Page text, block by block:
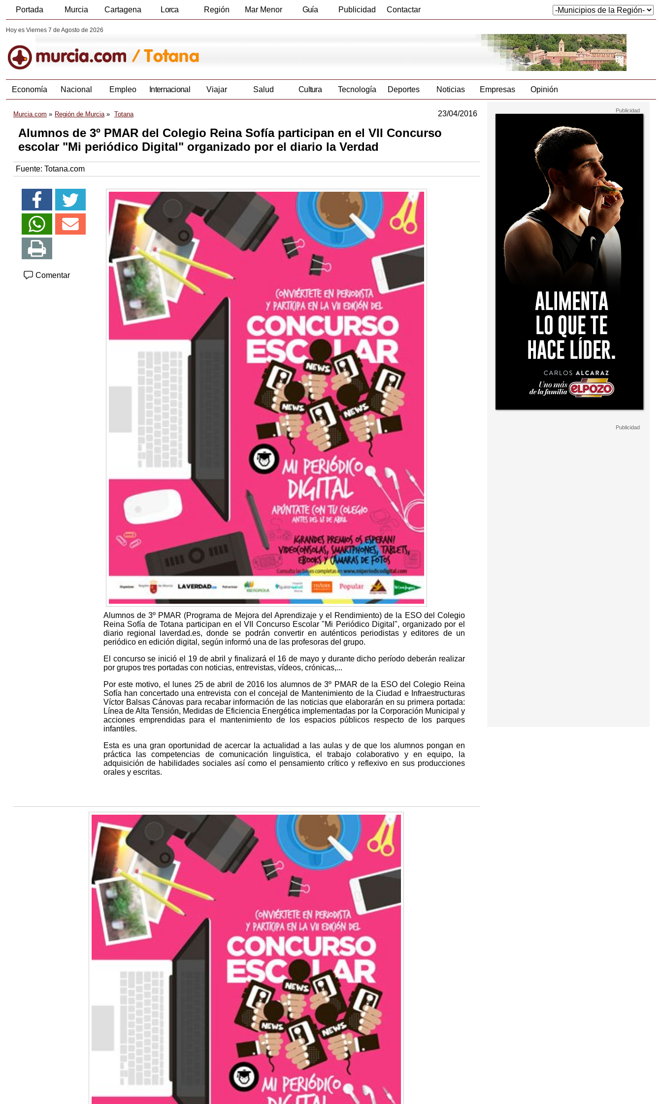
Portada Murcia Cartagena Lorca Región Mar Menor Guía Publicidad Contactar
Hoy es Viernes 7 de Agosto de 2026
Economía Nacional Empleo Internacional Viajar Salud Cultura Tecnología Deportes Noticias Empresas Opinión
Murcia.com Región de Murcia Totana 23/04/2016
Alumnos de 3º PMAR del Colegio Reina Sofía participan en el VII Concurso
escolar "Mi periódico Digital" organizado por el diario la Verdad
Fuente: Totana.com
Comentar
Alumnos de 3º PMAR (Programa de Mejora del Aprendizaje y el Rendimiento) de la ESO del Colegio
Reina Sofía de Totana participan en el VII Concurso Escolar "Mi Periódico Digital", organizado por el
diario regional laverdad.es, donde se podrán convertir en auténticos periodistas y editores de un
periódico en edición digital, según informó una de las profesoras del grupo.
El concurso se inició el 19 de abril y finalizará el 16 de mayo y durante dicho período deberán realizar
por grupos tres portadas con noticias, entrevistas, vídeos, crónicas,...
Por este motivo, el lunes 25 de abril de 2016 los alumnos de 3º PMAR de la ESO del Colegio Reina
Sofía han concertado una entrevista con el concejal de Mantenimiento de la Ciudad e Infraestructuras
Víctor Balsas Cánovas para recabar información de las noticias que elaborarán en su primera portada:
Línea de Alta Tensión, Medidas de Eficiencia Energética implementadas por la Corporación Municipal y
acciones emprendidas para el mantenimiento de los espacios públicos respecto de los parques
infantiles.
Esta es una gran oportunidad de acercar la actualidad a las aulas y de que los alumnos pongan en
práctica las competencias de comunicación linguïstica, el trabajo colaborativo y en equipo, la
adquisición de habilidades sociales así como el pensamiento crítico y reflexivo en sus producciones
orales y escritas.